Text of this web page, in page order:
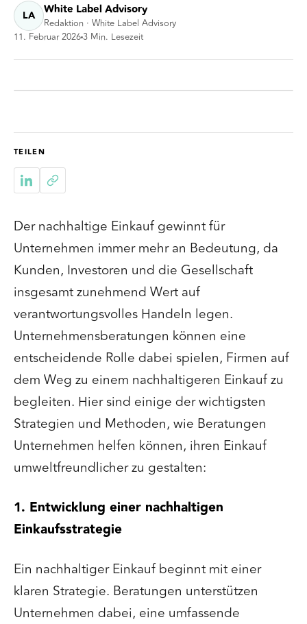
LA White Label Advisory
Redaktion · White Label Advisory
11. Februar 20263 Min. Lesezeit
TEILEN
Der nachhaltige Einkauf gewinnt für
Unternehmen immer mehr an Bedeutung, da
Kunden, Investoren und die Gesellschaft
insgesamt zunehmend Wert auf
verantwortungsvolles Handeln legen.
Unternehmensberatungen können eine
entscheidende Rolle dabei spielen, Firmen auf
dem Weg zu einem nachhaltigeren Einkauf zu
begleiten. Hier sind einige der wichtigsten
Strategien und Methoden, wie Beratungen
Unternehmen helfen können, ihren Einkauf
umweltfreundlicher zu gestalten:
1. Entwicklung einer nachhaltigen
Einkaufsstrategie
Ein nachhaltiger Einkauf beginnt mit einer
klaren Strategie. Beratungen unterstützen
Unternehmen dabei, eine umfassende